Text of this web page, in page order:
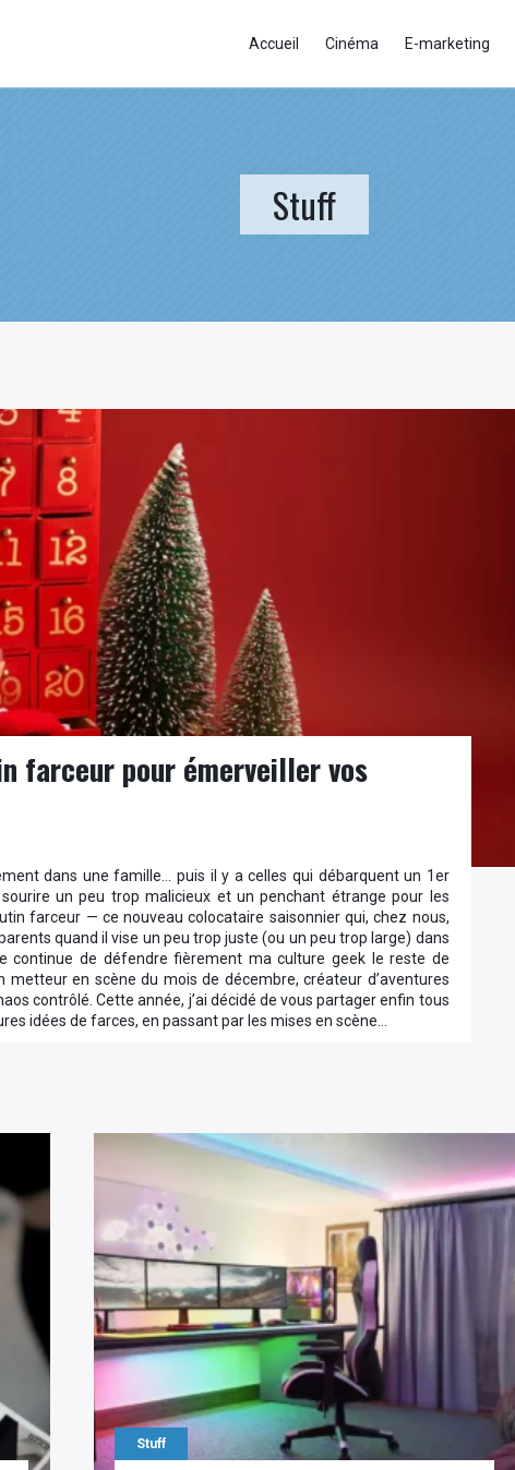
Stuff
farceur pour émerveiller vos
dans une famille… puis il y a celles qui débarquent un 1er
un peu trop malicieux et un penchant étrange pour les
farceur — ce nouveau colocataire saisonnier qui, chez nous,
quand il vise un peu trop juste (ou un peu trop large) dans
continue de défendre fièrement ma culture geek le reste de
metteur en scène du mois de décembre, créateur d’aventures
contrôlé. Cette année, j’ai décidé de vous partager enfin tous
idées de farces, en passant par les mises en scène…
Stuff
Accueil Cinéma E-marketing